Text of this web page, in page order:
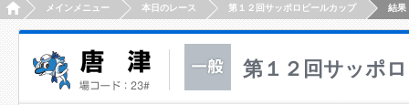
HOMEメインメニュー 本日のレース 第１２回サッポロビールカップ 結果
第１２回サッポ